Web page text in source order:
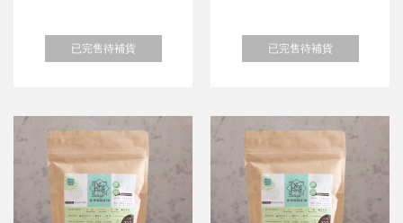
已完售待補貨 已完售待補貨